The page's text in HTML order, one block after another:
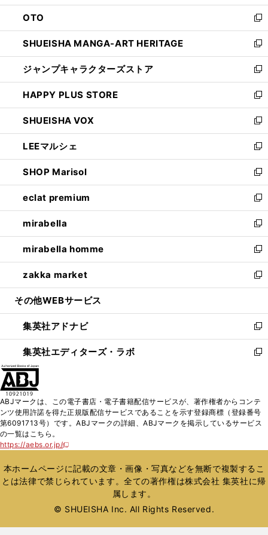
ウ
で
開
く
ン
ド
ウ
で
開
く
OTO
新
し
い
ウ
ィ
ン
ド
ウ
で
開
く
SHUEISHA MANGA-ART HERITAGE
新
し
い
ウ
ィ
ン
ド
ウ
で
開
く
ジャンプキャラクターズストア
新
し
い
ウ
ィ
ン
ド
ウ
で
開
く
HAPPY PLUS STORE
新
し
い
ウ
ィ
ン
ド
ウ
で
開
く
SHUEISHA VOX
新
し
い
ウ
ィ
ン
ド
ウ
で
開
く
LEEマルシェ
新
し
い
ウ
ィ
ン
ド
ウ
で
開
く
SHOP Marisol
新
し
い
ウ
ィ
ン
ド
ウ
で
開
eclat premium
新
し
い
ウ
ィ
ン
ド
ウ
開
く
mirabella
新
し
い
ウ
ィ
ン
ウ
で
開
く
mirabella homme
新
し
い
ウ
ン
ド
ウ
で
zakka market
新
し
ウ
ィ
ン
ド
く
その他WEBサービス
集英社アドナビ
新
し
い
ド
ウ
で
集英社エディターズ・ラボ
新
ィ
ン
ド
開
く
ABJマークは、この電子書店・電子書籍配信サービスが、著作権者からコンテ
ンツ使用許諾を得た正規版配信サービスであることを示す登録商標（登録番号
第6091713号）です。ABJマークの詳細、ABJマークを掲示しているサービス
の一覧はこちら。
https://aebs.or.jp/
新
い
ウ
ィ
ウ
本ホームページに記載の文章・画像・写真などを無断で複製するこ
とは法律で禁じられています。全ての著作権は株式会社 集英社に帰
属します。
© SHUEISHA Inc. All Rights Reserved.